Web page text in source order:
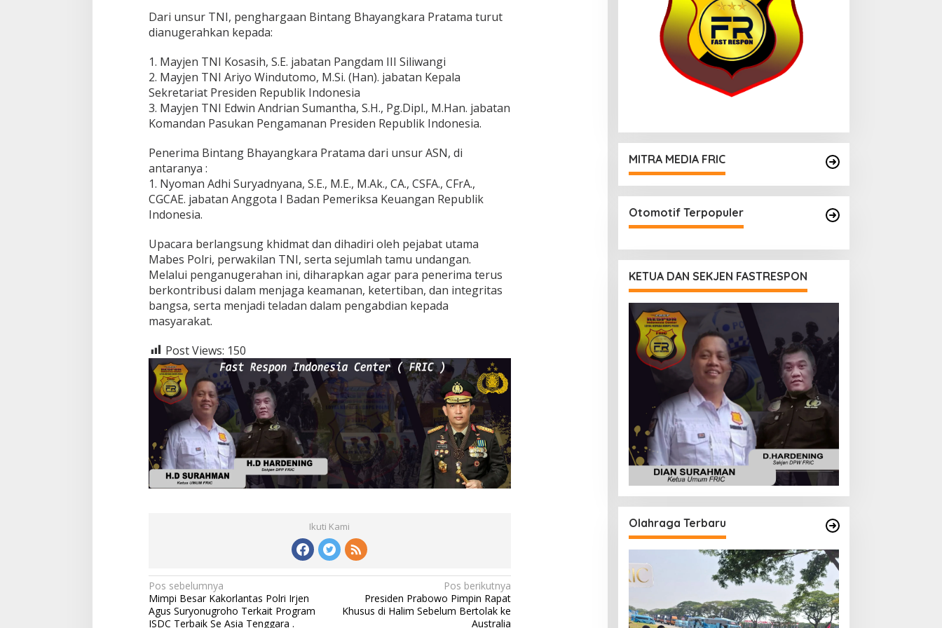
Dari unsur TNI, penghargaan Bintang Bhayangkara Pratama turut
dianugerahkan kepada:
1. Mayjen TNI Kosasih, S.E. jabatan Pangdam III Siliwangi
2. Mayjen TNI Ariyo Windutomo, M.Si. (Han). jabatan Kepala
Sekretariat Presiden Republik Indonesia
3. Mayjen TNI Edwin Andrian Sumantha, S.H., Pg.Dipl., M.Han. jabatan
Komandan Pasukan Pengamanan Presiden Republik Indonesia.
Penerima Bintang Bhayangkara Pratama dari unsur ASN, di
antaranya :
1. Nyoman Adhi Suryadnyana, S.E., M.E., M.Ak., CA., CSFA., CFrA.,
CGCAE. jabatan Anggota I Badan Pemeriksa Keuangan Republik
Indonesia.
Upacara berlangsung khidmat dan dihadiri oleh pejabat utama
Mabes Polri, perwakilan TNI, serta sejumlah tamu undangan.
Melalui penganugerahan ini, diharapkan agar para penerima terus
berkontribusi dalam menjaga keamanan, ketertiban, dan integritas
bangsa, serta menjadi teladan dalam pengabdian kepada
masyarakat.
Post Views: 150
Ikuti Kami
Navigasi
pos
Pos sebelumnya
Mimpi Besar Kakorlantas Polri Irjen
Agus Suryonugroho Terkait Program
ISDC Terbaik Se Asia Tenggara .
Pos berikutnya
Presiden Prabowo Pimpin Rapat
Khusus di Halim Sebelum Bertolak ke
Australia
MITRA MEDIA FRIC
Otomotif Terpopuler
KETUA DAN SEKJEN FASTRESPON
Olahraga Terbaru